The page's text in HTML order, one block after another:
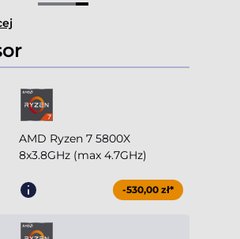
AMD Ryzen 7 5800X
8x3.8GHz (max 4.7GHz)
-530,00 zł*